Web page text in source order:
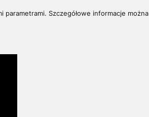
parametrami. Szczegółowe informacje można